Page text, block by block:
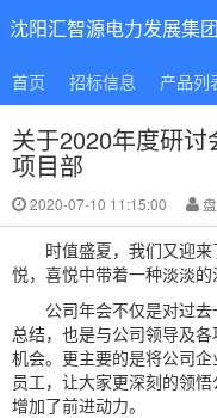
沈阳汇智源电力发展集
首页 招标信息 产品列
关于2020年度研
项目部
2020-07-10 11:15:00
时值盛夏，我们又迎
悦，喜悦中带着一种淡淡的
公司年会不仅是对过
总结，也是与公司领导及
机会。更主要的是将公司
员工，让大家更深刻的领
增加了前进动力。